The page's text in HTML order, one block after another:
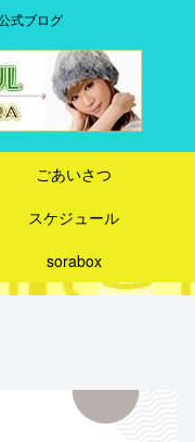
式ブログ
ごあいさつ
スケジュール
sorabox